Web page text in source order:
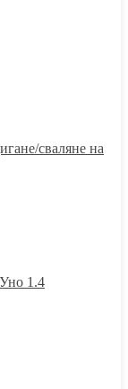
сваляне на
1.4